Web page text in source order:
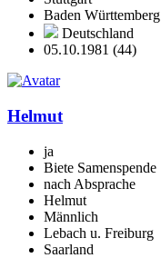
Baden Württemberg
Deutschland
05.10.1981 (44)
Helmut
ja
Biete Samenspende
nach Absprache
Helmut
Männlich
Lebach u. Freiburg
Saarland